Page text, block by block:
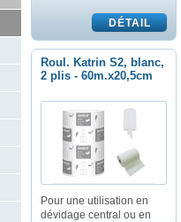
Roul. Katrin S2, blanc,
2 plis - 60m.x20,5cm
Pour une utilisation en
dévidage central ou en